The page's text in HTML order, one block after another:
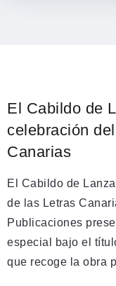
El Cabildo de
celebración
Canarias
El Cabildo de
de las Letras
Publicaciones
especial bajo el
que recoge la obra